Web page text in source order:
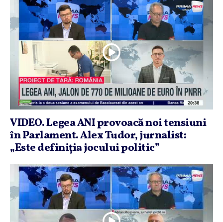
VIDEO. Legea ANI provoacă noi tensiuni
în Parlament. Alex Tudor, jurnalist:
„Este definiţia jocului politic”